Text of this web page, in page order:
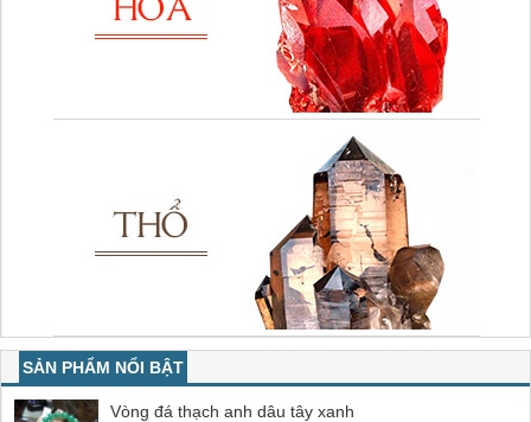
SẢN PHẨM NỔI BẬT
Vòng đá thạch anh dâu tây xanh